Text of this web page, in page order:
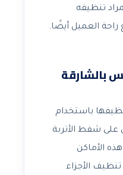
تنظيفه
العميل أيضًا.
بالشارقة
باستخدام
شفط الأتربة
الأماكن
الأجزاء